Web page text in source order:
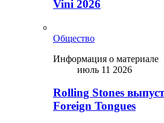
Vini 2026
Общество
Информация о материале
июль 11 2026
Rolling Stones
Foreign Tongues